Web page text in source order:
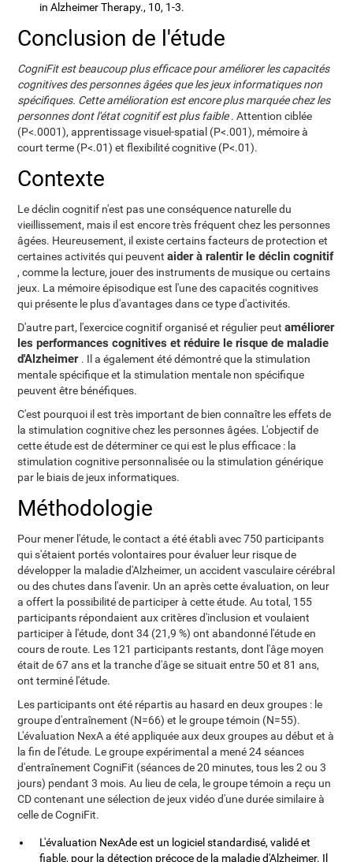
in Alzheimer Therapy., 10, 1-3.
Conclusion de l'étude
CogniFit est beaucoup plus efficace pour améliorer les capacités
cognitives des personnes âgées que les jeux informatiques non
spécifiques. Cette amélioration est encore plus marquée chez les
personnes dont l'état cognitif est plus faible. Attention ciblée
(P<.0001), apprentissage visuel-spatial (P<.001), mémoire à
court terme (P<.01) et flexibilité cognitive (P<.01).
Contexte
Le déclin cognitif n'est pas une conséquence naturelle du
vieillissement, mais il est encore très fréquent chez les personnes
âgées. Heureusement, il existe certains facteurs de protection et
certaines activités qui peuventaider à ralentir le déclin cognitif
, comme la lecture, jouer des instruments de musique ou certains
jeux. La mémoire épisodique est l'une des capacités cognitives
qui présente le plus d'avantages dans ce type d'activités.
D'autre part, l'exercice cognitif organisé et régulier peutaméliorer
les performances cognitives et réduire le risque de maladie
d'Alzheimer . Il a également été démontré que la stimulation
mentale spécifique et la stimulation mentale non spécifique
peuvent être bénéfiques.
C'est pourquoi il est très important de bien connaître les effets de
la stimulation cognitive chez les personnes âgées. L'objectif de
cette étude est de déterminer ce qui est le plus efficace : la
stimulation cognitive personnalisée ou la stimulation générique
par le biais de jeux informatiques.
Méthodologie
Pour mener l'étude, le contact a été établi avec 750 participants
qui s'étaient portés volontaires pour évaluer leur risque de
développer la maladie d'Alzheimer, un accident vasculaire cérébral
ou des chutes dans l'avenir. Un an après cette évaluation, on leur
a offert la possibilité de participer à cette étude. Au total, 155
participants répondaient aux critères d'inclusion et voulaient
participer à l'étude, dont 34 (21,9 %) ont abandonné l'étude en
cours de route. Les 121 participants restants, dont l'âge moyen
était de 67 ans et la tranche d'âge se situait entre 50 et 81 ans,
ont terminé l'étude.
Les participants ont été répartis au hasard en deux groupes : le
groupe d'entraînement (N=66) et le groupe témoin (N=55).
L'évaluation NexA a été appliquée aux deux groupes au début et à
la fin de l'étude. Le groupe expérimental a mené 24 séances
d'entraînement CogniFit (séances de 20 minutes, tous les 2 ou 3
jours) pendant 3 mois. Au lieu de cela, le groupe témoin a reçu un
CD contenant une sélection de jeux vidéo d'une durée similaire à
celle de CogniFit.
L'évaluation NexAde est un logiciel standardisé, validé et
fiable, pour la détection précoce de la maladie d'Alzheimer. Il